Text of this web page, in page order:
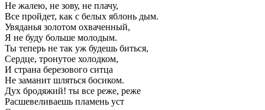
Не жалею, не зову, не плачу,
Все пройдет, как с белых яблонь дым.
Увяданья золотом охваченный,
Я не буду больше молодым.
Ты теперь не так уж будешь биться,
Сердце, тронутое холодком,
И страна березового ситца
Не заманит шляться босиком.
Дух бродяжий! ты все реже, реже
Расшевеливаешь пламень уст